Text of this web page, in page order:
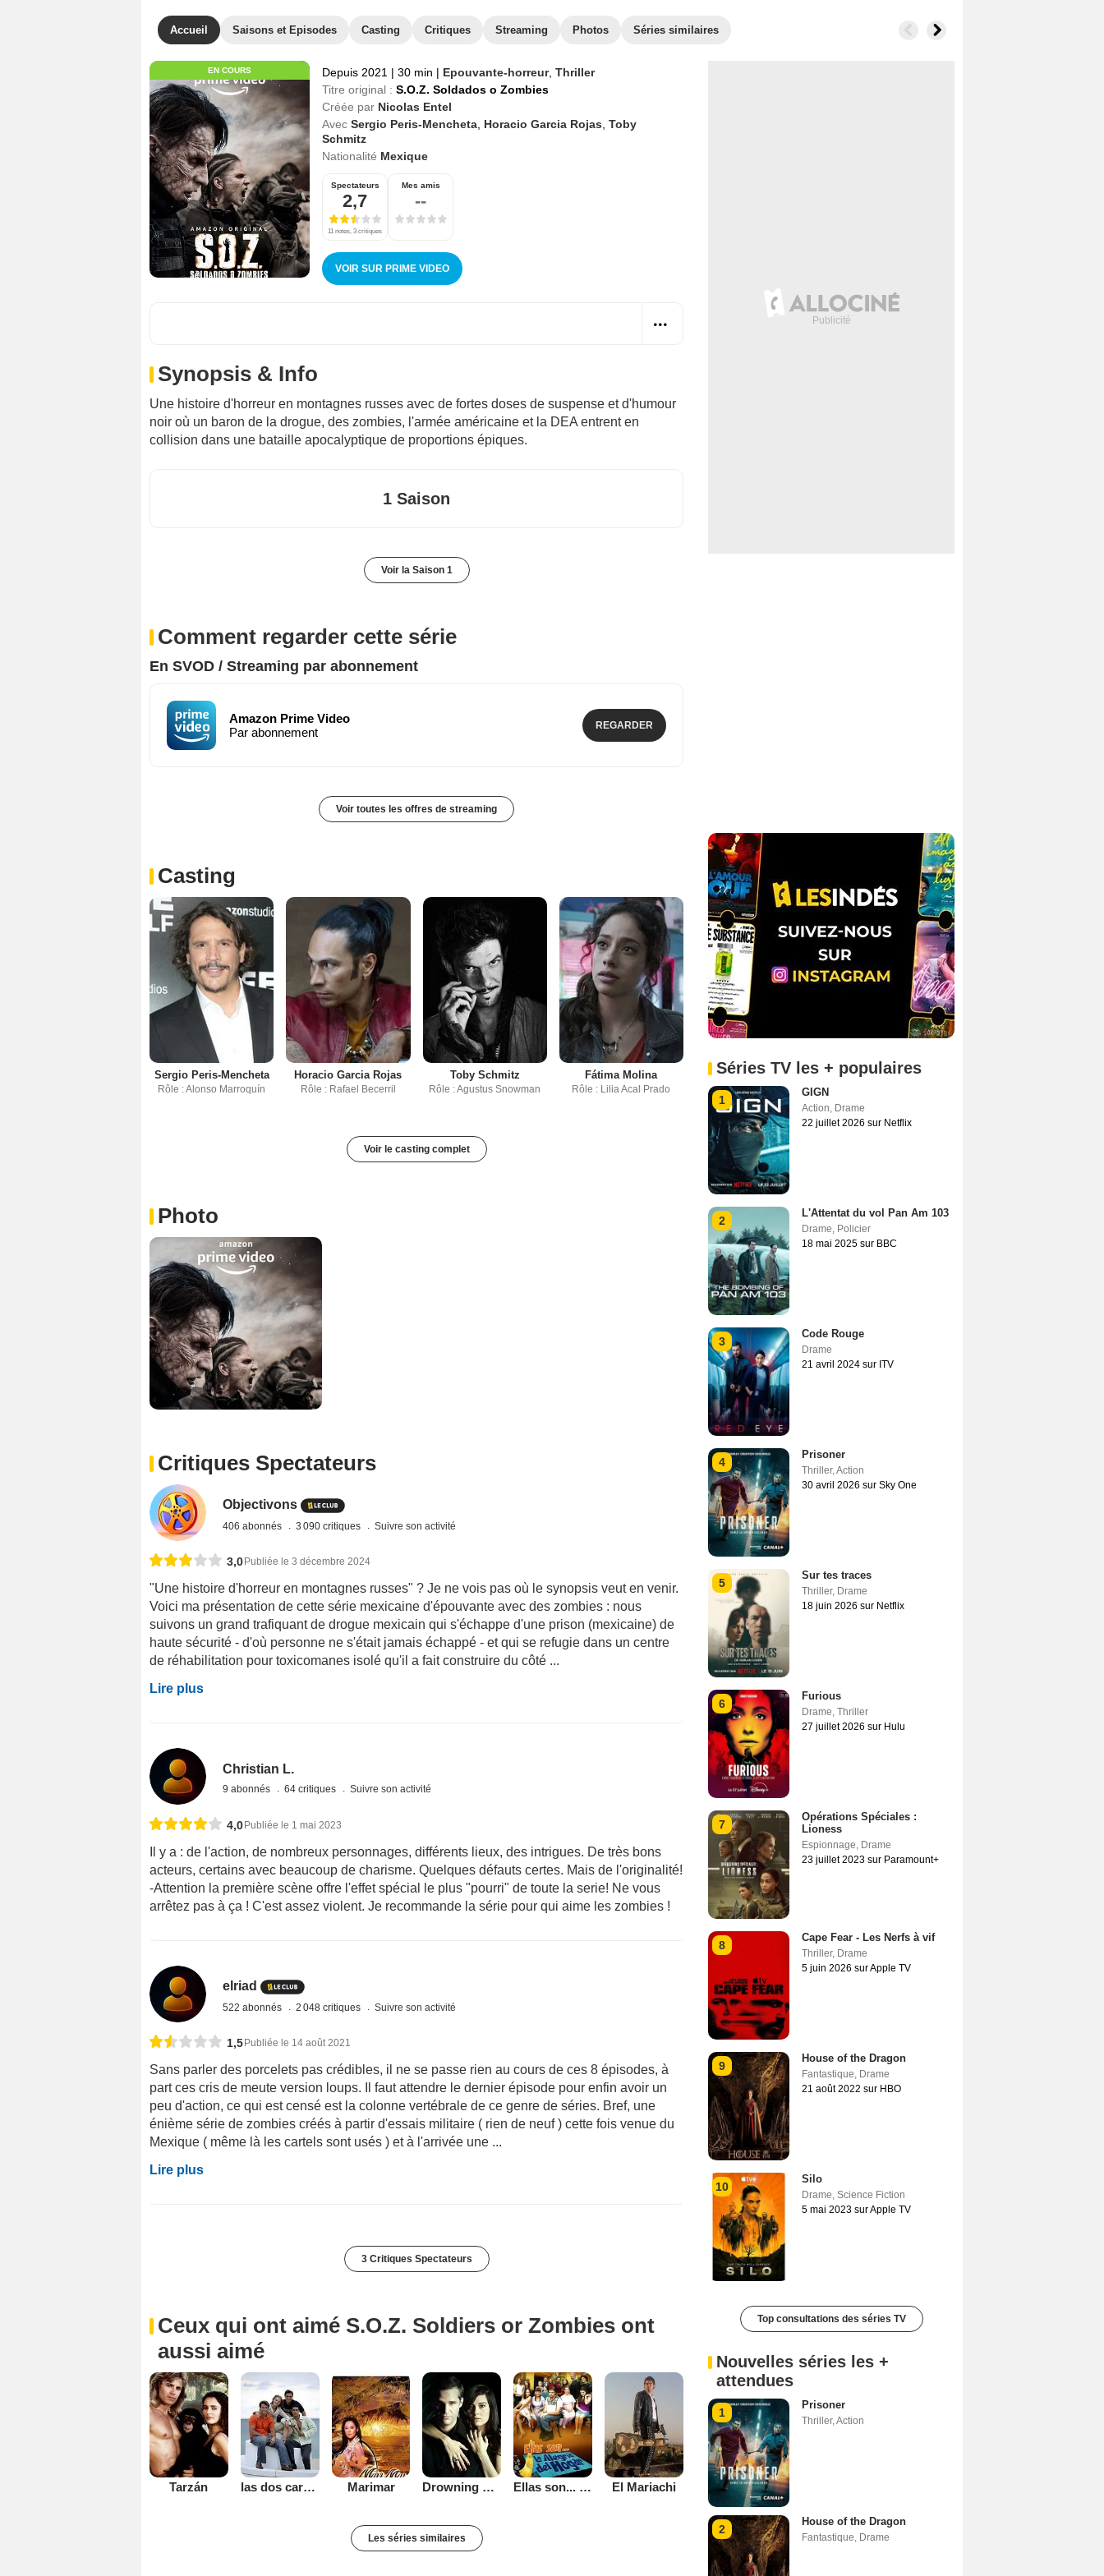
Accueil Saisons et Episodes Casting Critiques Streaming Photos Séries similaires
EN COURS Depuis 2021 | 30 min | Epouvante-horreur, Thriller
Titre original : S.O.Z. Soldados o Zombies
Créée par Nicolas Entel
Avec Sergio Peris-Mencheta Horacio Garcia Rojas Toby
Schmitz
Nationalité Mexique
Spectateurs
2,7
11 notes, 3 critiques
Mes amis
--
VOIR SUR PRIME VIDEO
Synopsis & Info
Une histoire d'horreur en montagnes russes avec de fortes doses de suspense et d'humour
noir où un baron de la drogue, des zombies, l'armée américaine et la DEA entrent en
collision dans une bataille apocalyptique de proportions épiques.
1 Saison
Voir la Saison 1
Comment regarder cette série
En SVOD / Streaming par abonnement
Amazon Prime Video
Par abonnement
REGARDER
Voir toutes les offres de streaming
Casting
Sergio Peris-Mencheta
Rôle : Alonso Marroquín
Horacio Garcia Rojas
Rôle : Rafael Becerril
Toby Schmitz
Rôle : Agustus Snowman
Fátima Molina
Rôle : Lilia Acal Prado
Voir le casting complet
Photo
Critiques Spectateurs
Objectivons
406 abonnés 3 090 critiques Suivre son activité
3,0Publiée le 3 décembre 2024
"Une histoire d'horreur en montagnes russes" ? Je ne vois pas où le synopsis veut en venir.
Voici ma présentation de cette série mexicaine d'épouvante avec des zombies : nous
suivons un grand trafiquant de drogue mexicain qui s'échappe d'une prison (mexicaine) de
haute sécurité - d'où personne ne s'était jamais échappé - et qui se refugie dans un centre
de réhabilitation pour toxicomanes isolé qu'il a fait construire du côté ...
Lire plus
Christian L.
9 abonnés 64 critiques Suivre son activité
4,0 Publiée le 1 mai 2023
Il y a : de l'action, de nombreux personnages, différents lieux, des intrigues. De très bons
acteurs, certains avec beaucoup de charisme. Quelques défauts certes. Mais de l'originalité!
-Attention la première scène offre l'effet spécial le plus "pourri" de toute la serie! Ne vous
arrêtez pas à ça ! C'est assez violent. Je recommande la série pour qui aime les zombies !
elriad
522 abonnés 2 048 critiques Suivre son activité
1,5 Publiée le 14 août 2021
Sans parler des porcelets pas crédibles, il ne se passe rien au cours de ces 8 épisodes, à
part ces cris de meute version loups. Il faut attendre le dernier épisode pour enfin avoir un
peu d'action, ce qui est censé est la colonne vertébrale de ce genre de séries. Bref, une
énième série de zombies créés à partir d'essais militaire ( rien de neuf ) cette fois venue du
Mexique ( même là les cartels sont usés ) et à l'arrivée une ...
Lire plus
3 Critiques Spectateurs
Ceux qui ont aimé S.O.Z. Soldiers or Zombies ont
aussi aimé
Tarzán las dos caras de Ana Marimar Drowning City Ellas son... la alegría del hogar El Mariachi
Les séries similaires
Séries TV les + populaires
1
GIGN
Action, Drame
22 juillet 2026 sur Netflix
2
L'Attentat du vol Pan Am 103
Drame, Policier
18 mai 2025 sur BBC
3
Code Rouge
Drame
21 avril 2024 sur ITV
4
Prisoner
Thriller,Action
30 avril 2026 sur Sky One
5
Sur tes traces
Thriller, Drame
18 juin 2026 sur Netflix
6
Furious
Drame, Thriller
27 juillet 2026 sur Hulu
7
Opérations Spéciales :
Lioness
Espionnage, Drame
23 juillet 2023 sur Paramount+
8
Cape Fear - Les Nerfs à vif
Thriller, Drame
5 juin 2026 sur Apple TV
9
House of the Dragon
Fantastique, Drame
21 août 2022 sur HBO
10
Silo
Drame, Science Fiction
5 mai 2023 sur Apple TV
Top consultations des séries TV
Nouvelles séries les +
attendues
1
Prisoner
Thriller,Action
2
House of the Dragon
Fantastique, Drame